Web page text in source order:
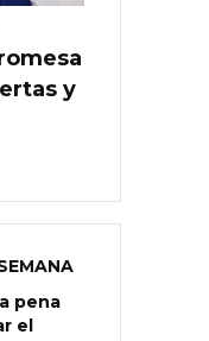
y
pena
el